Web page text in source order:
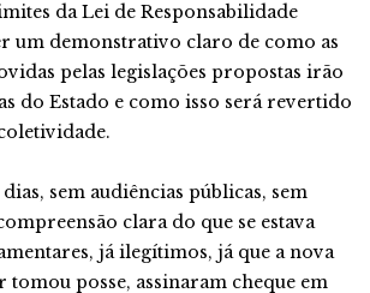
da Lei de Responsabilidade
um demonstrativo claro de como as
pelas legislações propostas irão
do Estado e como isso será revertido
sem audiências públicas, sem
clara do que se estava
já ilegítimos, já que a nova
tomou posse, assinaram cheque em